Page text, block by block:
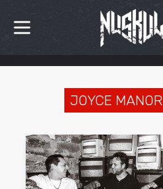
HÍREK
INTERJÚK
PREMIEREK
JOYCE MANOR